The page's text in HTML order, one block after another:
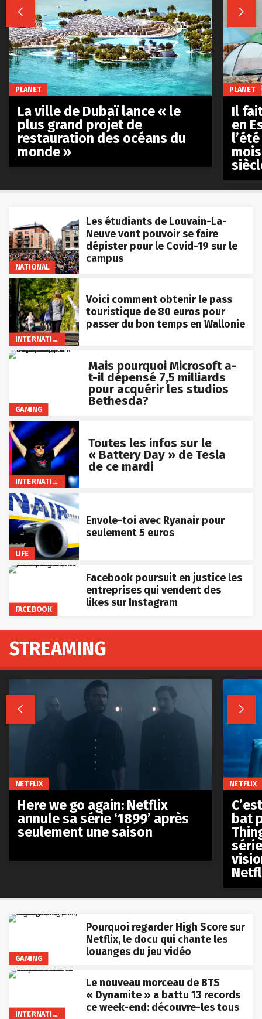
NATIONAL
Les étudiants de Louvain-La-
Neuve vont pouvoir se faire
dépister pour le Covid-19 sur le
campus
INTERNATIONAL
Voici comment obtenir le pass
touristique de 80 euros pour
passer du bon temps en Wallonie
GAMING
Mais pourquoi Microsoft a-
t-il dépensé 7,5 milliards
pour acquérir les studios
Bethesda?
INTERNATIONAL
Toutes les infos sur le
« Battery Day » de Tesla
de ce mardi
LIFE
Envole-toi avec Ryanair pour
seulement 5 euros
FACEBOOK
Facebook poursuit en justice les
entreprises qui vendent des
likes sur Instagram
GAMING
Pourquoi regarder High Score sur
Netflix, le docu qui chante les
louanges du jeu vidéo
INTERNATIONAL
Le nouveau morceau de BTS
« Dynamite » a battu 13 records
ce week-end: découvre-les tous
 
PLANET
La ville de Dubaï lance « le
plus grand projet de
restauration des océans du
monde »
PLANET
Il
en
STREAMING
 
NETFLIX
Here we go again: Netflix
annule sa série ‘1899’ après
seulement une saison
NETFLIX
bat